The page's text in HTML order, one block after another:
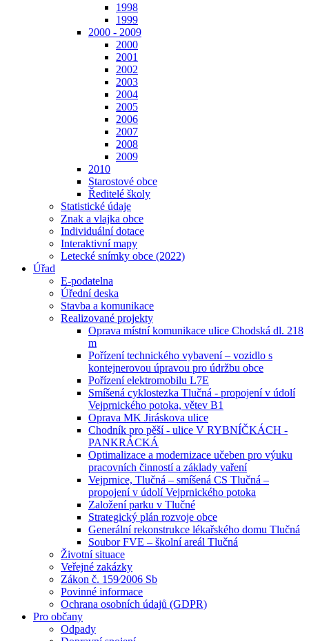
1998
1999
2000 - 2009
2000
2001
2002
2003
2004
2005
2006
2007
2008
2009
2010
Starostové obce
Ředitelé školy
Statistické údaje
Znak a vlajka obce
Individuální dotace
Interaktivní mapy
Letecké snímky obce (2022)
Úřad
E-podatelna
Úřední deska
Stavba a komunikace
Realizované projekty
Oprava místní komunikace ulice Chodská dl. 218
m
Pořízení technického vybavení – vozidlo s
kontejnerovou úpravou pro údržbu obce
Pořízení elektromobilu L7E
Smíšená cyklostezka Tlučná - propojení v údolí
Vejprnického potoka, větev B1
Oprava MK Jiráskova ulice
Chodník pro pěší - ulice V RYBNÍČKÁCH -
PANKRÁCKÁ
Optimalizace a modernizace učeben pro výuku
pracovních činností a základy vaření
Vejprnice, Tlučná – smíšená CS Tlučná –
propojení v údolí Vejprnického potoka
Založení parku v Tlučné
Strategický plán rozvoje obce
Generální rekonstrukce lékařského domu Tlučná
Soubor FVE – školní areál Tlučná
Životní situace
Veřejné zakázky
Zákon č. 159⁄2006 Sb
Povinné informace
Ochrana osobních údajů (GDPR)
Pro občany
Odpady